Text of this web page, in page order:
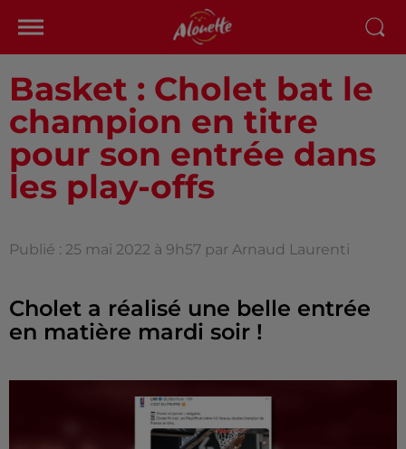
Basket : Cholet bat le
champion en titre
pour son entrée dans
les play-offs
Publié : 25 mai 2022 à 9h57 par Arnaud Laurenti
Cholet a réalisé une belle entrée
en matière mardi soir !